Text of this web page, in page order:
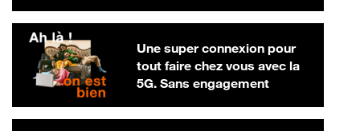
Une super connexion pour
tout faire chez vous avec la
5G. Sans engagement